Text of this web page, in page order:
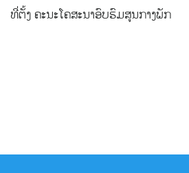
ທີ່ຕັ້ງ ຄະນະໂຄສະນາອົບຮົມສູນກາງພັກ